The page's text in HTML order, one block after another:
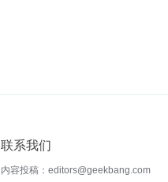
联系我们
内容投稿：editors@geekbang.com